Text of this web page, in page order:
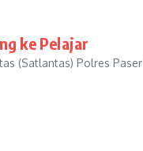
ke Pelajar
(Satlantas) Polres